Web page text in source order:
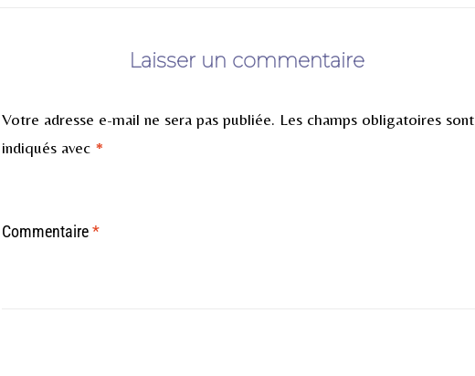
Laisser un commentaire
Votre adresse e-mail ne sera pas publiée. Les champs obligatoires sont
indiqués avec *
Commentaire*